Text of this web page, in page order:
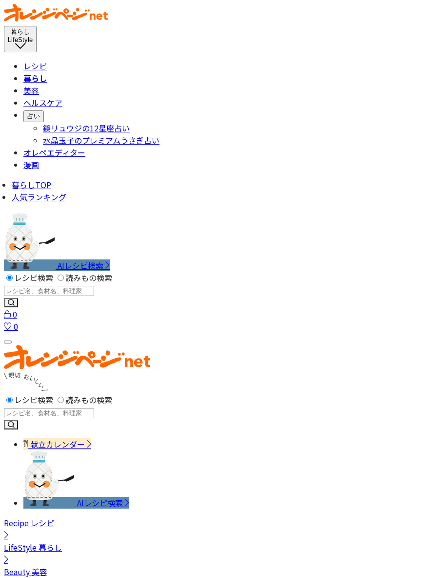
暮らし
LifeStyle
レシピ
暮らし
美容
ヘルスケア
占い
鏡リュウジの12星座占い
水晶玉子のプレミアムうさぎ占い
オレペエディター
漫画
暮らしTOP
人気ランキング
AIレシピ検索
レシピ検索
読みもの検索
0
0
レシピ検索 読みもの検索
献立カレンダー
AIレシピ検索
Recipe レシピ
LifeStyle暮らし
Beauty美容